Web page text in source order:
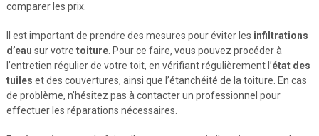
comparer les prix.
Il est important de prendre des mesures pour éviter les infiltrations
d’eau sur votre toiture. Pour ce faire, vous pouvez procéder à
l’entretien régulier de votre toit, en vérifiant régulièrement l’état des
tuiles et des couvertures, ainsi que l’étanchéité de la toiture. En cas
de problème, n’hésitez pas à contacter un professionnel pour
effectuer les réparations nécessaires.